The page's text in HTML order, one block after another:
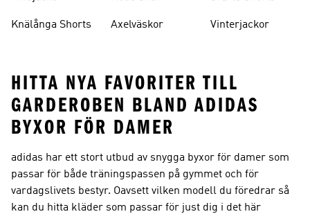
Knälånga Shorts Axelväskor Vinterjackor
HITTA NYA FAVORITER TILL
GARDEROBEN BLAND ADIDAS
BYXOR FÖR DAMER
adidas har ett stort utbud av snygga byxor för damer som
passar för både träningspassen på gymmet och för
vardagslivets bestyr. Oavsett vilken modell du föredrar så
kan du hitta kläder som passar för just dig i det här